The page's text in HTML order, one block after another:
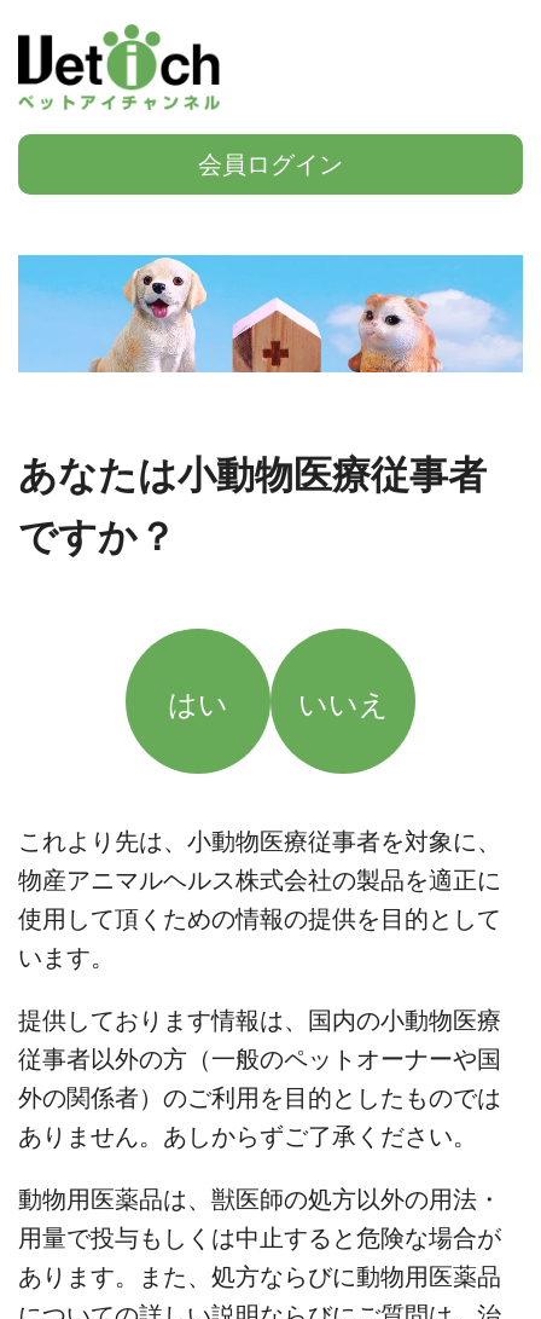
会員ログイン
あなたは小動物医療従事者
ですか？
はい いいえ
これより先は、小動物医療従事者を対象に、
物産アニマルヘルス株式会社の製品を適正に
使用して頂くための情報の提供を目的として
います。
提供しております情報は、国内の小動物医療
従事者以外の方（一般のペットオーナーや国
外の関係者）のご利用を目的としたものでは
ありません。あしからずご了承ください。
動物用医薬品は、獣医師の処方以外の用法・
用量で投与もしくは中止すると危険な場合が
あります。また、処方ならびに動物用医薬品